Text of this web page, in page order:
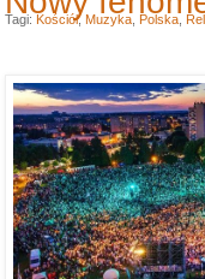
Tagi: Kościół, Muzyka Polska